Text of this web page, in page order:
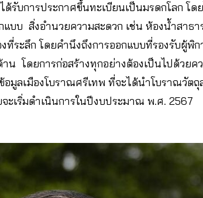
รับการประกาศขึ้นทะเบียนเป็นมรดกโลก โด
บบ สิ่งอำนวยความสะดวก เช่น ห้องน้ำสาธ
ระลึก โดยคำนึงถึงการออกแบบที่รองรับผู้พิก
น โดยการก่อสร้างทุกอย่างต้องเป็นไปด้วยค
อมูลเมืองโบราณศรีเทพ ที่จะได้นำโบราณวัต
ะเริ่มดำเนินการในปีงบประมาณ พ.ศ. 2567